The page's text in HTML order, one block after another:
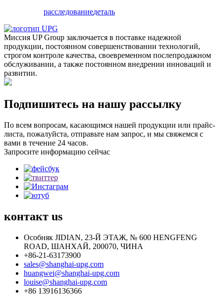
расследованиедеталь
Миссия UP Group заключается в поставке надежной
продукции, постоянном совершенствовании технологий,
строгом контроле качества, своевременном послепродажном
обслуживании, а также постоянном внедрении инноваций и
развитии.
Подпишитесь на нашу рассылку
По всем вопросам, касающимся нашей продукции или прайс-
листа, пожалуйста, отправьте нам запрос, и мы свяжемся с
вами в течение 24 часов.
Запросите информацию сейчас
контакт us
Особняк JIDIAN, 23-Й ЭТАЖ, № 600 HENGFENG
ROAD, ШАНХАЙ, 200070, ЧИНА
+86-21-63173900
sales@shanghai-upg.com
huangwei@shanghai-upg.com
louise@shanghai-upg.com
+86 13916136366